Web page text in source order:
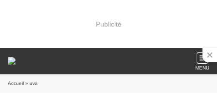
Publicité
MENU
Accueil » uva